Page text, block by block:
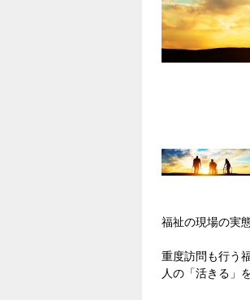
福祉の現場の実
重度訪問も行う
人の「活きる」